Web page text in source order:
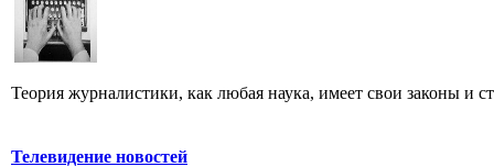
Теория журналистики, как любая наука, имеет свои законы и
Телевидение новостей